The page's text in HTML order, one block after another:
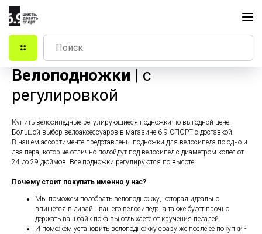
Велоподножки | с
регулировкой
Купить велосипедные регулирующиеся подножки по выгодной цене.
Большой выбор велоаксессуаров в магазине 6.9 СПОРТ с доставкой.
В нашем ассортименте представлены подножки для велосипеда по одно и
два пера, которые отлично подойдут под велосипед с диаметром колес от
24 до 29 дюймов. Все подножки регулируются по высоте.
Почему стоит покупать именно у нас?
Мы поможем подобрать велоподножку, которая идеально
впишется в дизайн вашего велосипеда, а также будет прочно
держать ваш байк пока вы отдыхаете от кручения педалей.
И поможем установить велоподножку сразу же после ее покупки -